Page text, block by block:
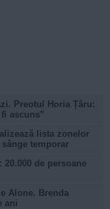
Preotul Horia Țâru:
ascuns”
lista zonelor
temporar
de persoane
Alone. Brenda
ani